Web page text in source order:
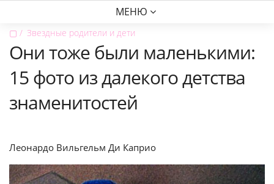
МЕНЮ
▢ Звездные родители и дети
Они тоже были маленькими:
15 фото из далекого детства
знаменитостей
Леонардо Вильгельм Ди Каприо